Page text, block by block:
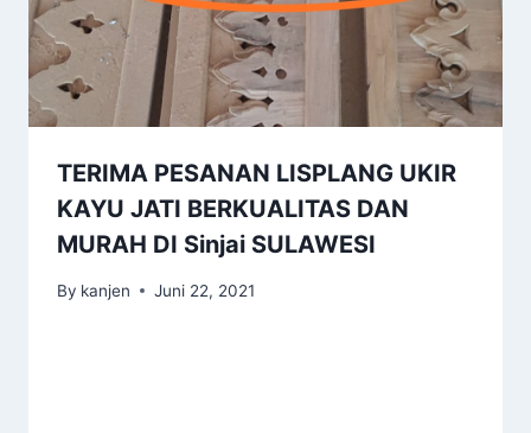
TERIMA PESANAN LISPLANG UKIR
KAYU JATI BERKUALITAS DAN
MURAH DI Sinjai SULAWESI
By kanjen Juni 22, 2021